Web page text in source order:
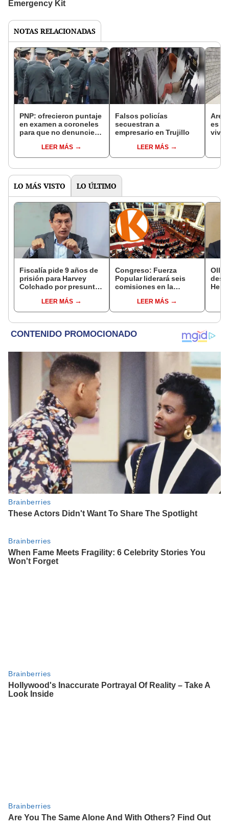
NOTAS RELACIONADAS
PNP: ofrecieron puntaje
en examen a coroneles
para que no denuncien
LEER MÁS
Falsos policías
secuestran a
empresario en Trujillo
LEER MÁS
es
LO MÁS VISTO LO ÚLTIMO
Fiscalía pide 9 años de
prisión para Harvey
Colchado por presunta
incompatible y falsedad
ideológica
LEER MÁS
Congreso: Fuerza
Popular liderará seis
comisiones en la
LEER MÁS